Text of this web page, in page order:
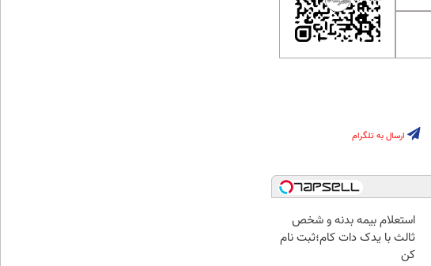
ارسال به تلگرام
استعلام بیمه بدنه و شخص
ثالث با یدک دات کام؛ثبت نام
کن